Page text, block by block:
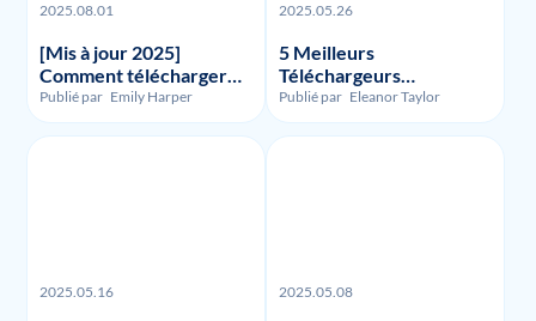
2025.08.01
[Mis à jour 2025]
Comment télécharger
des enregistrements et
des vidéos FuboTV ?
Publié par Emily Harper
2025.05.26
5 Meilleurs
Téléchargeurs
Funimation en 2023 :
Avis et Comparaison
Publié par Eleanor Taylor
2025.05.16 2025.05.08